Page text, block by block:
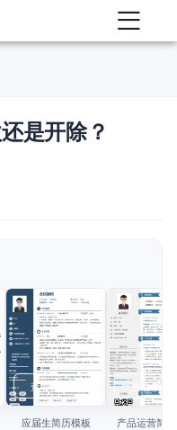
是开除？
查看模板
应届生简历模板
查看模板
产品运营简